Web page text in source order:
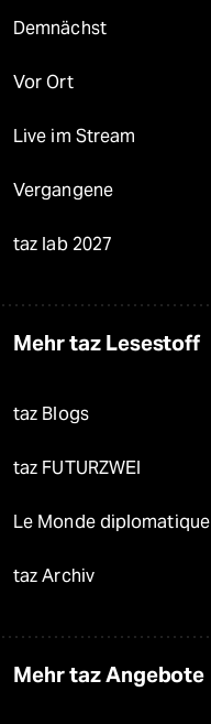
Demnächst
Vor Ort
Live im Stream
Vergangene
taz lab 2027
Mehr taz Lesestoff
taz Blogs
taz FUTURZWEI
Le Monde diplomatique
taz Archiv
Mehr taz Angebote